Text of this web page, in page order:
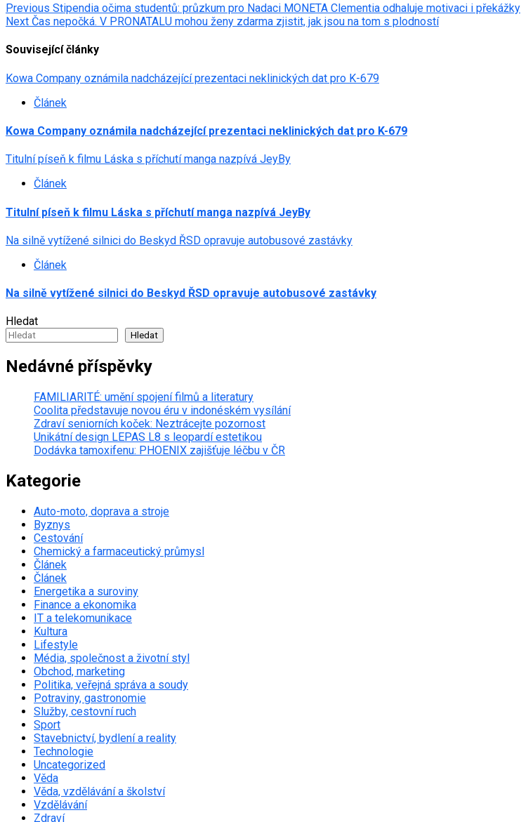
Post
navigation
Previous Stipendia očima studentů: průzkum pro Nadaci MONETA Clementia odhaluje motivaci i překážky
Next Čas nepočká. V PRONATALU mohou ženy zdarma zjistit, jak jsou na tom s plodností
Související články
Kowa Company oznámila nadcházející prezentaci neklinických dat pro K-679
Článek
Kowa Company oznámila nadcházející prezentaci neklinických dat pro K-679
Titulní píseň k filmu Láska s příchutí manga nazpívá JeyBy
Článek
Titulní píseň k filmu Láska s příchutí manga nazpívá JeyBy
Na silně vytížené silnici do Beskyd ŘSD opravuje autobusové zastávky
Článek
Na silně vytížené silnici do Beskyd ŘSD opravuje autobusové zastávky
Hledat
Hledat
Nedávné příspěvky
FAMILIARITÉ: umění spojení filmů a literatury
Coolita představuje novou éru v indonéském vysílání
Zdraví seniorních koček: Neztrácejte pozornost
Unikátní design LEPAS L8 s leopardí estetikou
Dodávka tamoxifenu: PHOENIX zajišťuje léčbu v ČR
Kategorie
Auto-moto, doprava a stroje
Byznys
Cestování
Chemický a farmaceutický průmysl
Článek
Článek
Energetika a suroviny
Finance a ekonomika
IT a telekomunikace
Kultura
Lifestyle
Média, společnost a životní styl
Obchod, marketing
Politika, veřejná správa a soudy
Potraviny, gastronomie
Služby, cestovní ruch
Sport
Stavebnictví, bydlení a reality
Technologie
Uncategorized
Věda
Věda, vzdělávání a školství
Vzdělávání
Zdraví